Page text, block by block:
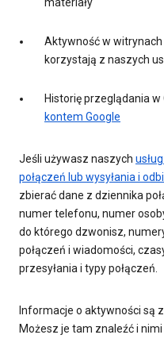
materiały
Aktywność w
korzystają z naszych
Historię przeglądania w
kontem Google
Jeśli używasz naszych
połączeń lub wysyłania i
zbierać dane z dziennika
numer telefonu, numer
do którego dzwonisz,
połączeń i wiadomości,
przesyłania i typy połączeń.
Informacje o aktywności są
Możesz je tam znaleźć i